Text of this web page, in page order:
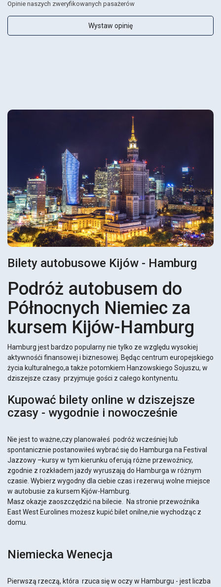
Opinie naszych zweryfikowanych pasażerów
Wystaw opinię
Bilety autobusowe Kijów - Hamburg
Podróż autobusem do
Północnych Niemiec za
kursem Kijów-Hamburg
Hamburg jest bardzo popularny nie tylko ze względu wysokiej
aktywnośći finansowej i biznesowej. Będąc centrum europejskiego
życia kulturalnego,a także potomkiem Hanzowskiego Sojuszu, w
dziszejsze czasy przyjmuje gości z całego kontynentu.
Kupować bilety online w dziszejsze
czasy - wygodnie i nowocześnie
Nie jest to ważne,czy planowałeś podróż wcześniej lub
spontanicznie postanowiłeś wybrać się do Hamburga na Festival
Jazzowy –kursy w tym kierunku oferują różne przewoźnicy,
zgodnie z rozkładem jazdy wyruszają do Hamburga w różnym
czasie. Wybierz wygodny dla ciebie czas i rezerwuj wolne miejsce
w autobusie za kursem Kijów-Hamburg.
Masz okazje zaoszczędzić na bilecie. Na stronie przewoźnika
East West Eurolines możesz kupić bilet onilne,nie wychodząc z
domu.
Niemiecka Wenecja
Pierwszą rzeczą, która rzuca się w oczy w Hamburgu - jest liczba